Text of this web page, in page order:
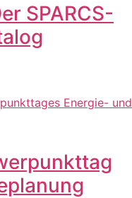
SPARCS-